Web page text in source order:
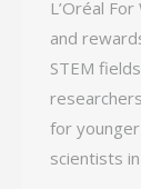
L’Oréal
and
STEM
for
scientists